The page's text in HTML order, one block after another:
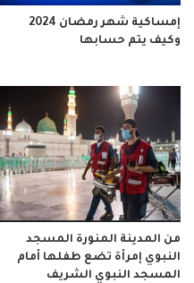
إمساكية شهر رمضان 2024
وكيف يتم حسابها
من المدينة المنورة المسجد
النبوي إمرأة تضع طفلها أمام
المسجد النبوي الشريف